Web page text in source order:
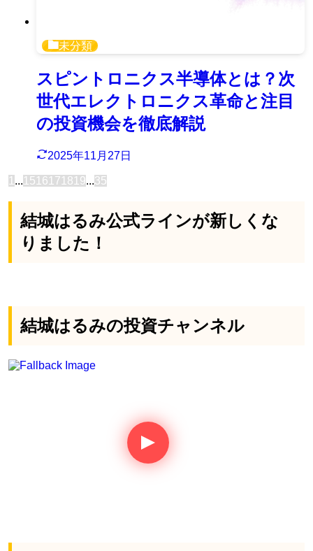
未分類
スピントロニクス半導体とは？次
世代エレクトロニクス革命と注目
の投資機会を徹底解説
2025年11月27日
1 ...1516171819...35
結城はるみ公式ラインが新しくな
りました！
結城はるみの投資チャンネル